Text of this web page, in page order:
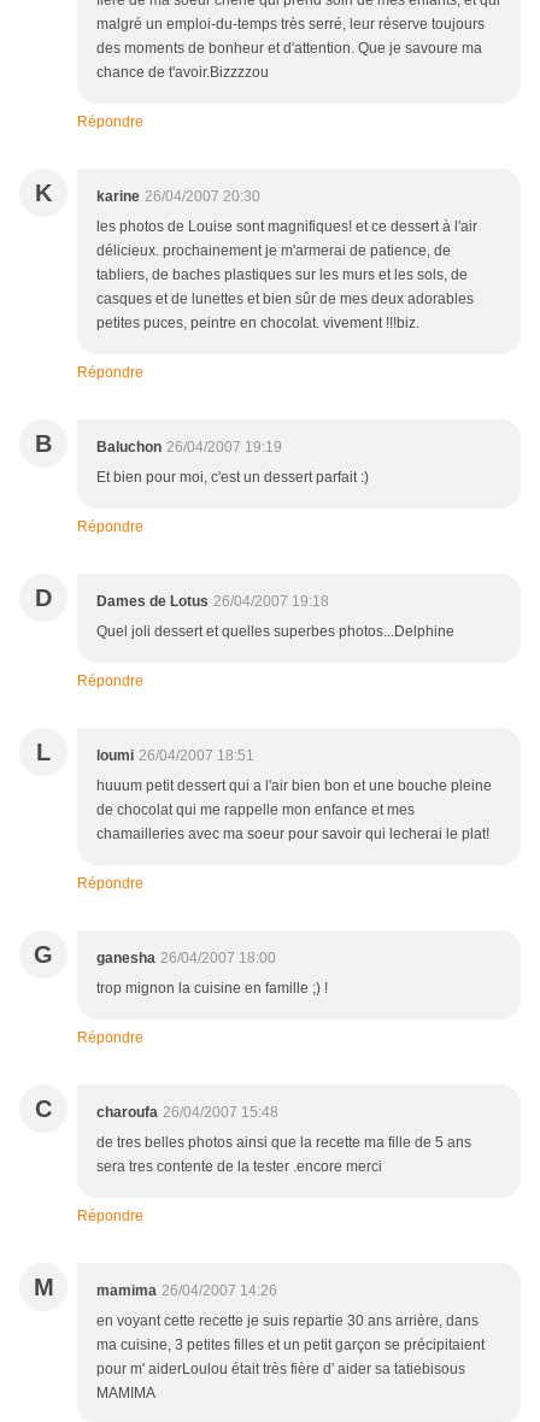
malgré un emploi-du-temps très serré, leur réserve toujours
des moments de bonheur et d'attention. Que je savoure ma
chance de t'avoir.Bizzzzou
Répondre
K karine 26/04/2007 20:30
les photos de Louise sont magnifiques! et ce dessert à l'air
délicieux. prochainement je m'armerai de patience, de
tabliers, de baches plastiques sur les murs et les sols, de
casques et de lunettes et bien sûr de mes deux adorables
petites puces, peintre en chocolat. vivement !!!biz.
Répondre
B Baluchon 26/04/2007 19:19
Et bien pour moi, c'est un dessert parfait :)
Répondre
D Dames de Lotus 26/04/2007 19:18
Quel joli dessert et quelles superbes photos...Delphine
Répondre
L loumi 26/04/2007 18:51
huuum petit dessert qui a l'air bien bon et une bouche pleine
de chocolat qui me rappelle mon enfance et mes
chamailleries avec ma soeur pour savoir qui lecherai le plat!
Répondre
G ganesha 26/04/2007 18:00
trop mignon la cuisine en famille ;) !
Répondre
C charoufa 26/04/2007 15:48
de tres belles photos ainsi que la recette ma fille de 5 ans
sera tres contente de la tester .encore merci
Répondre
M mamima 26/04/2007 14:26
en voyant cette recette je suis repartie 30 ans arrière, dans
ma cuisine, 3 petites filles et un petit garçon se précipitaient
pour m' aiderLoulou était très fière d' aider sa tatiebisous
MAMIMA